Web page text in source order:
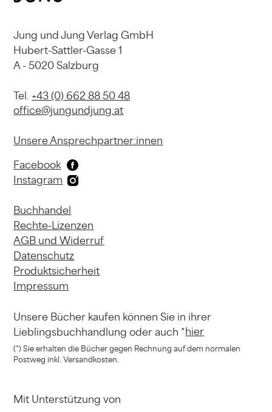
Jung und Jung Verlag GmbH
Hubert-Sattler-Gasse 1
A - 5020 Salzburg
Tel. +43 (0) 662 88 50 48
office@jungundjung.at
Unsere Ansprechpartner:innen
Facebook
Instagram
Buchhandel
Rechte-Lizenzen
AGB und Widerruf
Datenschutz
Produktsicherheit
Impressum
Unsere Bücher kaufen könnenSie in ihrer
Lieblingsbuchhandlung oder auch *hier
(*) Sie erhalten die Bücher gegen Rechnung auf dem normalen
Postweg inkl. Versandkosten.
Mit Unterstützung von